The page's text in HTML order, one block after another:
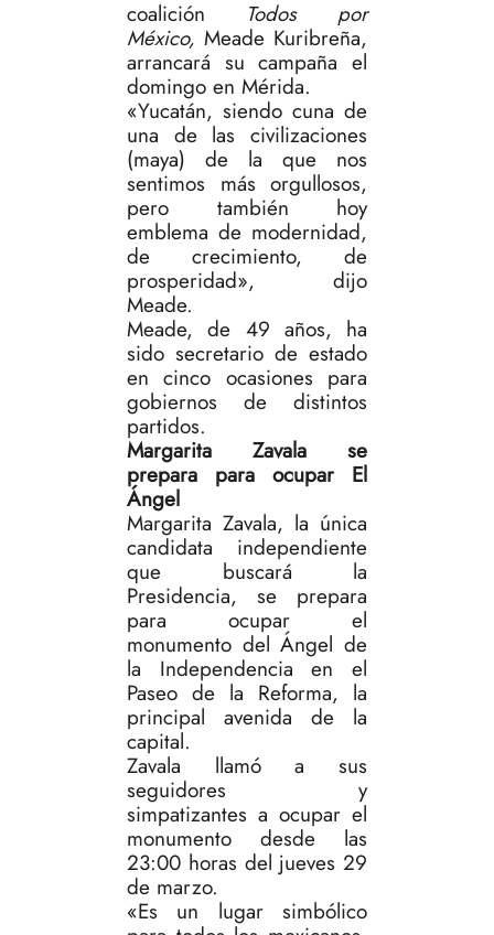
coalición
Todos por
México, Meade Kuribreña,
arrancará su campaña el
domingo en Mérida.
«Yucatán, siendo cuna de
una de las civilizaciones
(maya) de la que nos
sentimos más orgullosos,
pero también hoy
emblema de modernidad,
de crecimiento, de
prosperidad», dijo
Meade.
Meade, de 49 años, ha
sido secretario de estado
en cinco ocasiones para
gobiernos de distintos
partidos.
Margarita Zavala se
prepara para ocupar El
Ángel
Margarita Zavala, la única
candidata independiente
que buscará la
Presidencia, se prepara
para ocupar el
monumento del Ángel de
la Independencia en el
Paseo de la Reforma, la
principal avenida de la
capital.
Zavala llamó a sus
seguidores y
simpatizantes a ocupar el
monumento desde las
23:00 horas del jueves 29
de marzo.
«Es un lugar simbólico